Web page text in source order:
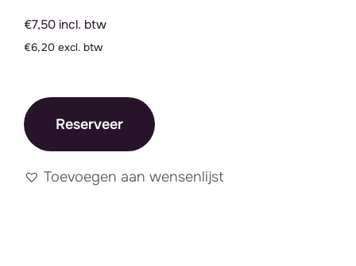
€7,50 incl. btw
€6,20 excl. btw
Reserveer
Toevoegen aan wensenlijst